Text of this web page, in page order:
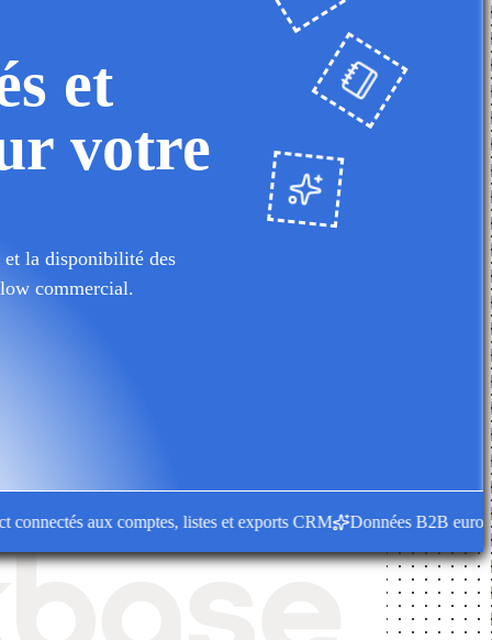
et
votre
et la disponibilité des
commercial.
aux comptes, listes et exports CRM Données B2B